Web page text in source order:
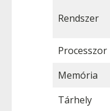
Rendszer
Processzor
Memória
Tárhely